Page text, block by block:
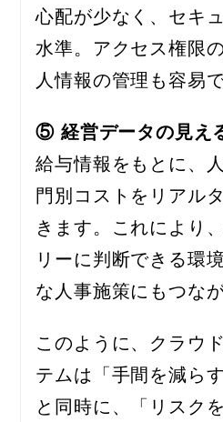
心配が少なく、セキ
水準。アクセス権限
人情報の管理も容易で
⑤ 経営データの見え
給与情報をもとに、
門別コストをリアル
きます。これにより
リーに判断できる環
な人事施策にもつなが
このように、クラウ
テムは「手間を減ら
と同時に、「リスク